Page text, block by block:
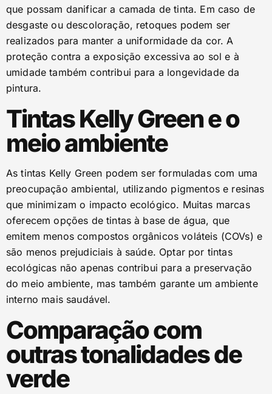
que possam danificar a camada de tinta. Em caso de
desgaste ou descoloração, retoques podem ser
realizados para manter a uniformidade da cor. A
proteção contra a exposição excessiva ao sol e à
umidade também contribui para a longevidade da
pintura.
Tintas Kelly Green e o
meio ambiente
As tintas Kelly Green podem ser formuladas com uma
preocupação ambiental, utilizando pigmentos e resinas
que minimizam o impacto ecológico. Muitas marcas
oferecem opções de tintas à base de água, que
emitem menos compostos orgânicos voláteis (COVs) e
são menos prejudiciais à saúde. Optar por tintas
ecológicas não apenas contribui para a preservação
do meio ambiente, mas também garante um ambiente
interno mais saudável.
Comparação com
outras tonalidades de
verde